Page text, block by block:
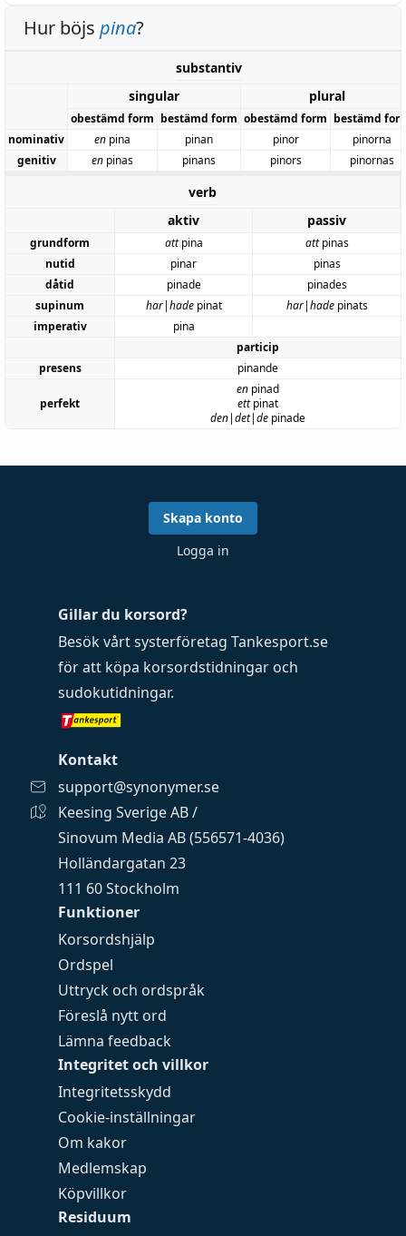
Hur böjs pina?
substantiv
singular
plural
obestämd form bestämd form obestämd form bestämd
nominativ
en pina pinan pinor
pinorna
genitiv
en pinas pinans pinors pinornas
verb
aktiv
passiv
grundform attpina attpinas
nutid
pinar
pinas
dåtid
pinade
pinades
supinum
har|hadepinat har|hadepinats
imperativ
pina
particip
presens
pinande
perfekt
en pinad
ettpinat
den|det|de pinade
Funktioner
Korsordshjälp
Ordspel
Uttryck och ordspråk
Föreslå nytt ord
Lämna feedback
Integritet och villkor
Integritetsskydd
Cookie-inställningar
Om kakor
Medlemskap
Köpvillkor
Residuum
Gillar du korsord?
Besök vårt systerföretag Tankesport.se
för att köpa korsordstidningar och
sudokutidningar.
Kontakt
support@synonymer.se
Keesing Sverige AB /
Sinovum Media AB (556571-4036)
Holländargatan 23
111 60 Stockholm
Skapa konto
Logga in